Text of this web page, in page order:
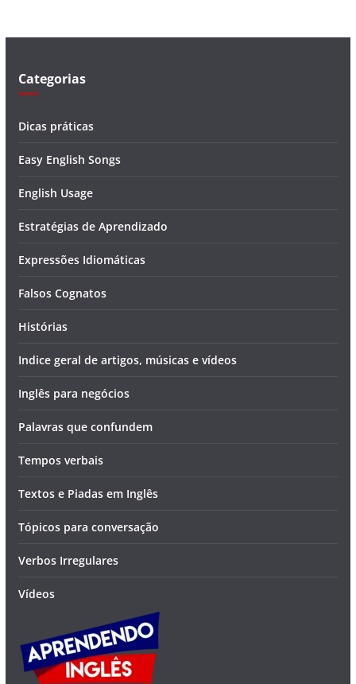
Categorias
Dicas práticas
Easy English Songs
English Usage
Estratégias de Aprendizado
Expressões Idiomáticas
Falsos Cognatos
Histórias
Indice geral de artigos, músicas e vídeos
Inglês para negócios
Palavras que confundem
Tempos verbais
Textos e Piadas em Inglês
Tópicos para conversação
Verbos Irregulares
Vídeos